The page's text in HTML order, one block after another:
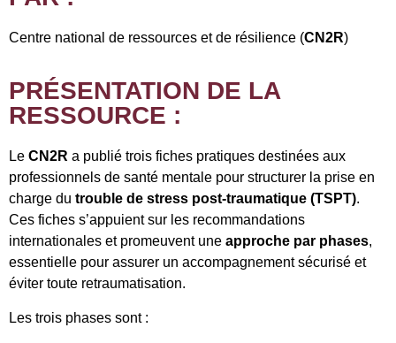
Centre national de ressources et de résilience (CN2R)
PRÉSENTATION DE LA
RESSOURCE :
Le CN2R a publié trois fiches pratiques destinées aux
professionnels de santé mentale pour structurer la prise en
charge du trouble de stress post-traumatique (TSPT).
Ces fiches s’appuient sur les recommandations
internationales et promeuvent une approche par phases,
essentielle pour assurer un accompagnement sécurisé et
éviter toute retraumatisation.
Les trois phases sont :